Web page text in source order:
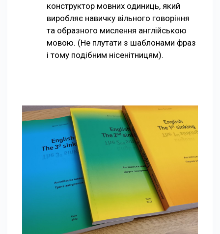
конструктор мовних одиниць, який
виробляє навичку вільного говоріння
та образного мислення англійською
мовою. (Не плутати з шаблонами фраз
і тому подібним нісенітницям).